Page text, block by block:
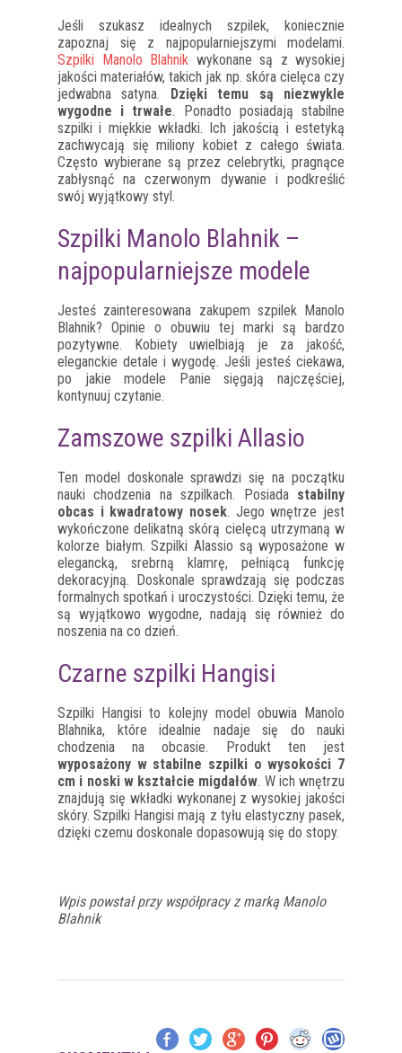
Jeśli szukasz idealnych szpilek, koniecznie
zapoznaj się z najpopularniejszymi modelami.
Szpilki Manolo Blahnik wykonane są z wysokiej
jakości materiałów, takich jak np. skóra cielęca czy
jedwabna satyna. Dzięki temu są niezwykle
wygodne i trwałe. Ponadto posiadają stabilne
szpilki i miękkie wkładki. Ich jakością i estetyką
zachwycają się miliony kobiet z całego świata.
Często wybierane są przez celebrytki, pragnące
zabłysnąć na czerwonym dywanie i podkreślić
swój wyjątkowy styl.
Szpilki Manolo Blahnik –
najpopularniejsze modele
Jesteś zainteresowana zakupem szpilek Manolo
Blahnik? Opinie o obuwiu tej marki są bardzo
pozytywne. Kobiety uwielbiają je za jakość,
eleganckie detale i wygodę. Jeśli jesteś ciekawa,
po jakie modele Panie sięgają najczęściej,
kontynuuj czytanie.
Zamszowe szpilki Allasio
Ten model doskonale sprawdzi się na początku
nauki chodzenia na szpilkach. Posiada stabilny
obcas i kwadratowy nosek. Jego wnętrze jest
wykończone delikatną skórą cielęcą utrzymaną w
kolorze białym. Szpilki Alassio są wyposażone w
elegancką, srebrną klamrę, pełniącą funkcję
dekoracyjną. Doskonale sprawdzają się podczas
formalnych spotkań i uroczystości. Dzięki temu, że
są wyjątkowo wygodne, nadają się również do
noszenia na co dzień.
Czarne szpilki Hangisi
Szpilki Hangisi to kolejny model obuwia Manolo
Blahnika, które idealnie nadaje się do nauki
chodzenia na obcasie. Produkt ten jest
wyposażony w stabilne szpilki o wysokości 7
cm i noski w kształcie migdałów. W ich wnętrzu
znajdują się wkładki wykonanej z wysokiej jakości
skóry. Szpilki Hangisi mają z tyłu elastyczny pasek,
dzięki czemu doskonale dopasowują się do stopy.
Wpis powstał przy współpracy z marką Manolo
Blahnik